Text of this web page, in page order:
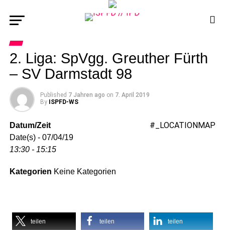
2. Liga: SpVgg. Greuther Fürth
– SV Darmstadt 98
Published 7 Jahren ago on 7. April 2019
By ISPFD-WS
#_LOCATIONMAP
Datum/Zeit
Date(s) - 07/04/19
13:30 - 15:15
Kategorien Keine Kategorien
teilen teilen teilen